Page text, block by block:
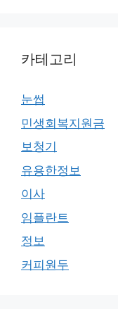
카테고리
눈썹
민생회복지원금
보청기
유용한정보
이사
임플란트
정보
커피원두